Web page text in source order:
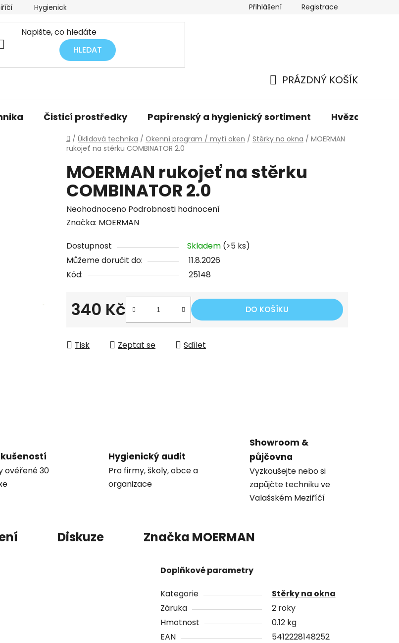
Hygienický audit úklidu Podmínky ochrany osobních údajů
Přihlášení Registrace
HLEDAT
NÁKUPNÍ
PRÁZDNÝ KOŠÍK
Čisticí prostředky Papírenský a hygienický sortiment Hvězdné
Domů
/ Úklidová technika / Okenní program / mytí oken / Stěrky na okna / MOERMAN
rukojeť na stěrku COMBINATOR 2.0
MOERMAN rukojeť na stěrku
COMBINATOR 2.0
Průměrné
hodnocení
je
0,0
z
hvězdiček.
Neohodnoceno Podrobnosti hodnocení
Značka: MOERMAN
Dostupnost Skladem (>5 ks)
Můžeme doručit do:
11.8.2026
Kód:
25148
340 Kč DO KOŠÍKU
Tisk Zeptat se Sdílet
ověřené 30
Hygienický audit
Pro firmy, školy, obce a
organizace
Showroom &
půjčovna
Vyzkoušejte nebo si
zapůjčte techniku ve
Valašském Meziříčí
Diskuze Značka MOERMAN
Doplňkové parametry
Kategorie
Stěrky na okna
Záruka
2 roky
Hmotnost
0.12 kg
EAN
5412228148252